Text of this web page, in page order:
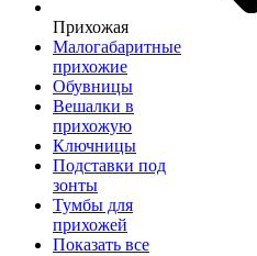
Прихожая
Малогабаритные
прихожие
Обувницы
Вешалки в
прихожую
Ключницы
Подставки под
зонты
Тумбы для
прихожей
Показать все